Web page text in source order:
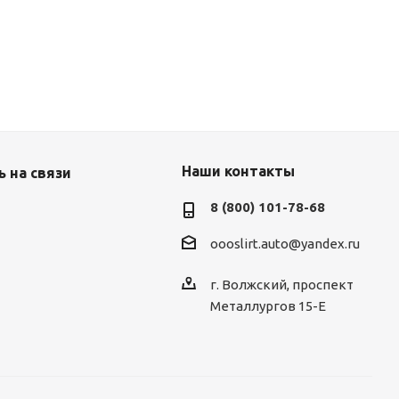
на связи Наши контакты
8 (800) 101-78-68
oooslirt.auto@yandex.ru
г. Волжский, проспект
Металлургов 15-Е